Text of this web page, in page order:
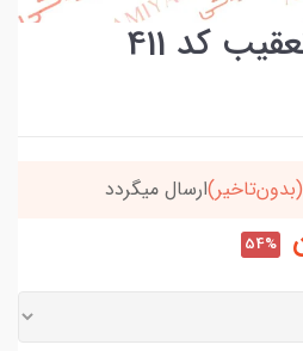
کد 411
خریدتو به5میلیون
54%